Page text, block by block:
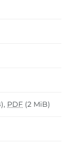
PDF (2 MiB)